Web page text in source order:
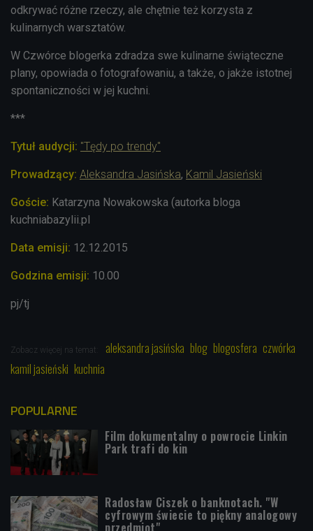
odkrywać różne rzeczy, ale chętnie też korzysta z
kulinarnych warsztatów.
W Czwórce blogerka zdradza swe kulinarne świąteczne
plany, opowiada o fotografowaniu, a także, o jakże istotnej
spontaniczności w jej kuchni.
***
Tytuł audycji: "Tędy po trendy"
Prowadzący: Aleksandra Jasińska, Kamil Jasieński
Goście: Katarzyna Nowakowska (autorka bloga
kuchniabazylii.pl
Data emisji: 12.12.2015
Godzina emisji: 10.00
pj/tj
Zobacz więcej na temat: aleksandra jasińska blog blogosfera czwórka
kamil jasieński kuchnia
POPULARNE
Film dokumentalny o powrocie Linkin
Park trafi do kin
Radosław Ciszek o banknotach. "W
cyfrowym świecie to piękny analogowy
przedmiot"